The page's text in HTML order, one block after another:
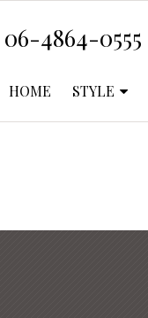
06-4864-0555
HOME STYLE